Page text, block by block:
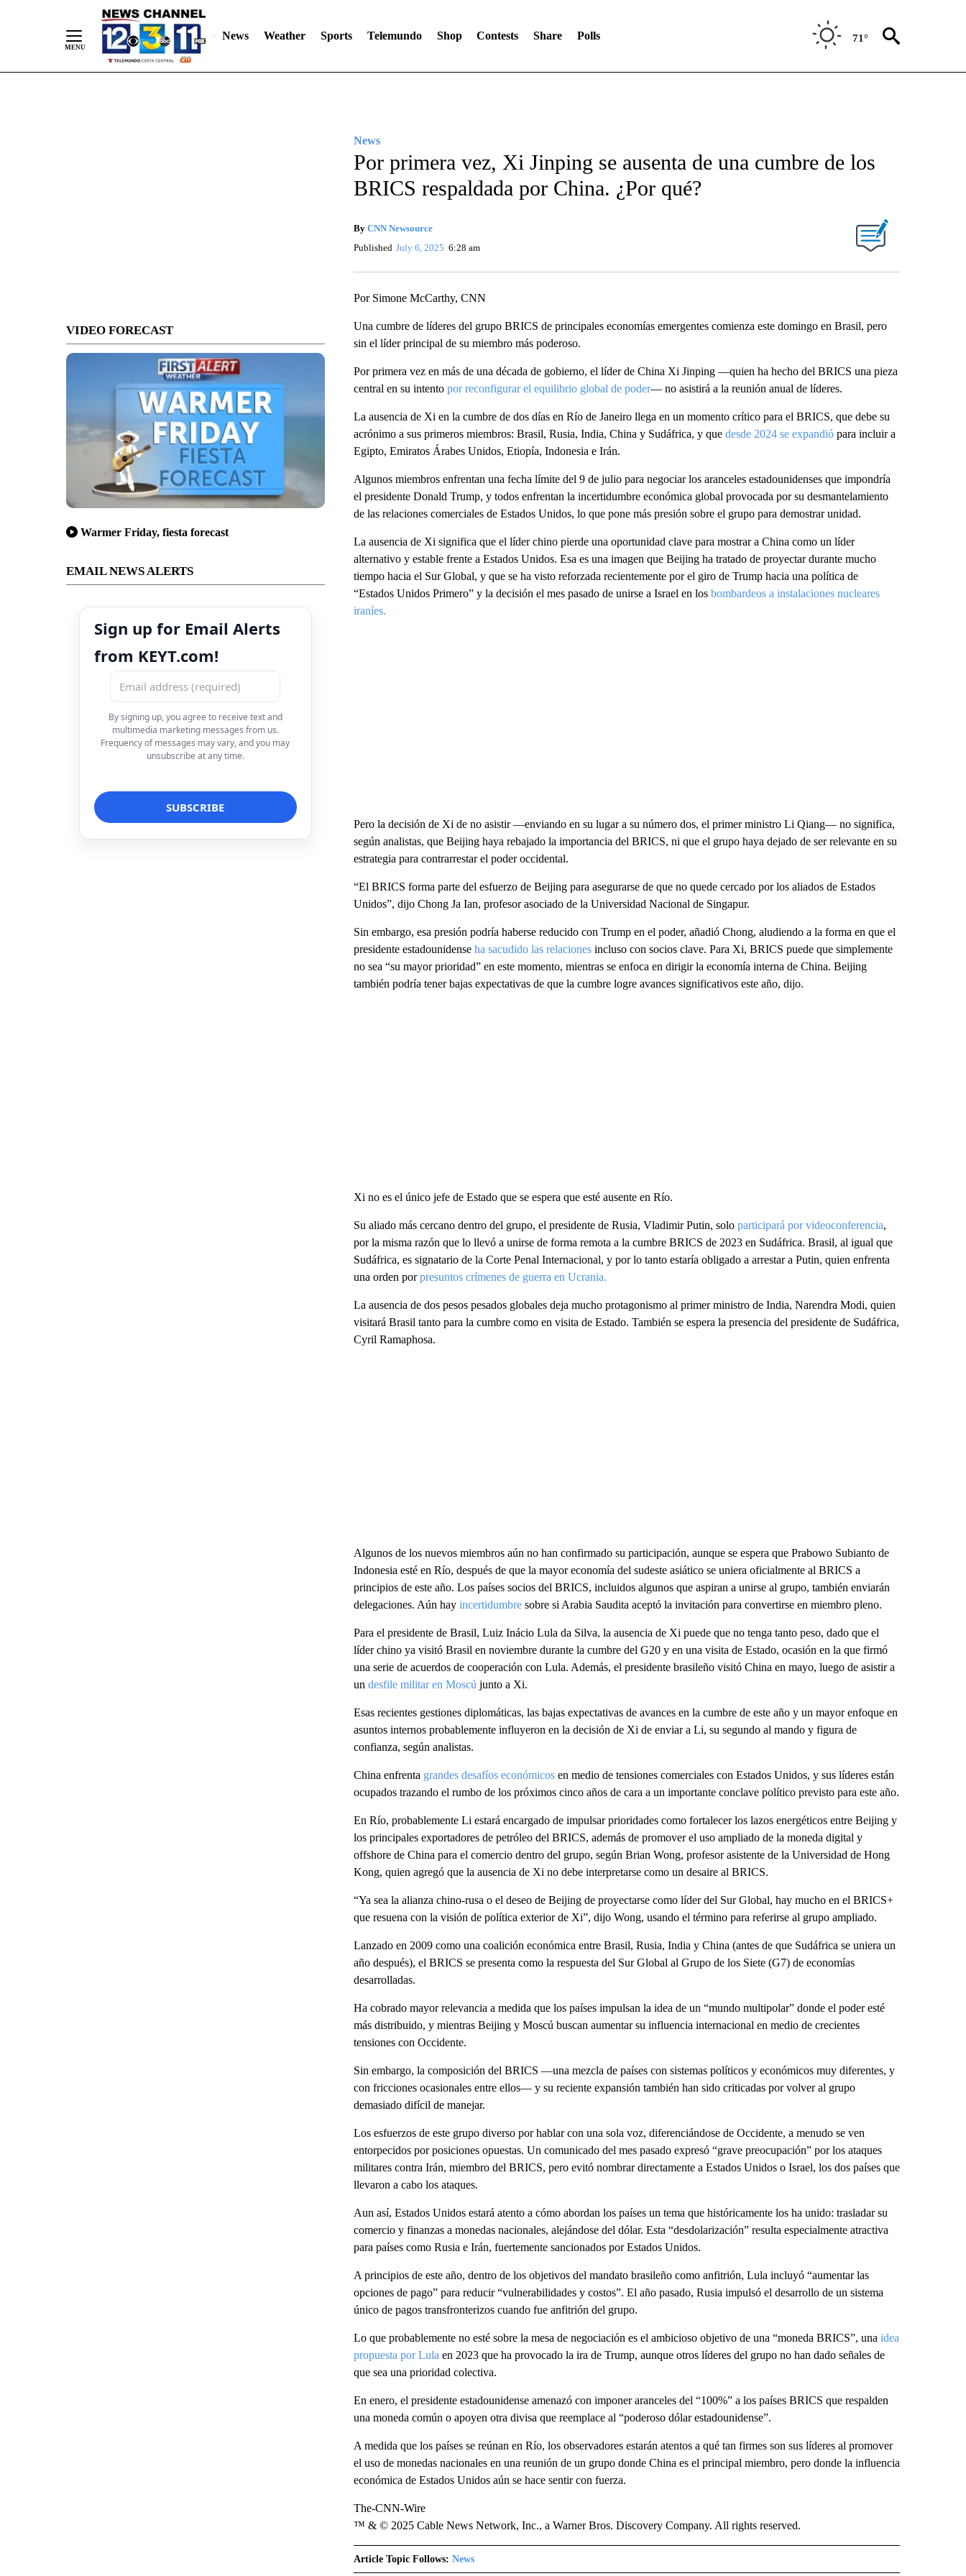
News Weather Sports Telemundo Shop Contests Share Polls 71°
VIDEO FORECAST
Warmer Friday, fiesta forecast
EMAIL NEWS ALERTS
Sign up for Email Alerts
from KEYT.com!
By signing up, you agree to receive text and
multimedia marketing messages from us.
Frequency of messages may vary, and you may
unsubscribe at any time.
News
Por primera vez, Xi Jinping se ausenta de una cumbre de los
BRICS respaldada por China. ¿Por qué?
By CNN Newsource
Published July 6, 2025 6:28 am
Por Simone McCarthy, CNN
Una cumbre de líderes del grupo BRICS de principales economías emergentes comienza este domingo en Brasil, pero
sin el líder principal de su miembro más poderoso.
Por primera vez en más de una década de gobierno, el líder de China Xi Jinping —quien ha hecho del BRICS una pieza
central en su intento por reconfigurar el equilibrio global de poder— no asistirá a la reunión anual de líderes.
La ausencia de Xi en la cumbre de dos días en Río de Janeiro llega en un momento crítico para el BRICS, que debe su
acrónimo a sus primeros miembros: Brasil, Rusia, India, China y Sudáfrica, y que desde 2024 se expandió para incluir a
Egipto, Emiratos Árabes Unidos, Etiopía, Indonesia e Irán.
Algunos miembros enfrentan una fecha límite del 9 de julio para negociar los aranceles estadounidenses que impondría
el presidente Donald Trump, y todos enfrentan la incertidumbre económica global provocada por su desmantelamiento
de las relaciones comerciales de Estados Unidos, lo que pone más presión sobre el grupo para demostrar unidad.
La ausencia de Xi significa que el líder chino pierde una oportunidad clave para mostrar a China como un líder
alternativo y estable frente a Estados Unidos. Esa es una imagen que Beijing ha tratado de proyectar durante mucho
tiempo hacia el Sur Global, y que se ha visto reforzada recientemente por el giro de Trump hacia una política de
“Estados Unidos Primero” y la decisión el mes pasado de unirse a Israel en losbombardeos a instalaciones nucleares
iraníes.
Pero la decisión de Xi de no asistir —enviando en su lugar a su número dos, el primer ministro Li Qiang— no significa,
según analistas, que Beijing haya rebajado la importancia del BRICS, ni que el grupo haya dejado de ser relevante en su
estrategia para contrarrestar el poder occidental.
“El BRICS forma parte del esfuerzo de Beijing para asegurarse de que no quede cercado por los aliados de Estados
Unidos”, dijo Chong Ja Ian, profesor asociado de la Universidad Nacional de Singapur.
Sin embargo, esa presión podría haberse reducido con Trump en el poder, añadió Chong, aludiendo a la forma en que el
presidente estadounidense ha sacudido las relacionesincluso con socios clave. Para Xi, BRICS puede que simplemente
no sea “su mayor prioridad” en este momento, mientras se enfoca en dirigir la economía interna de China. Beijing
también podría tener bajas expectativas de que la cumbre logre avances significativos este año, dijo.
Xi no es el único jefe de Estado que se espera que esté ausente en Río.
Su aliado más cercano dentro del grupo, el presidente de Rusia, Vladimir Putin, solo participará por videoconferencia,
por la misma razón que lo llevó a unirse de forma remota a la cumbre BRICS de 2023 en Sudáfrica. Brasil, al igual que
Sudáfrica, es signatario de la Corte Penal Internacional, y por lo tanto estaría obligado a arrestar a Putin, quien enfrenta
una orden porpresuntos crímenes de guerra en Ucrania.
La ausencia de dos pesos pesados globales deja mucho protagonismo al primer ministro de India, Narendra Modi, quien
visitará Brasil tanto para la cumbre como en visita de Estado. También se espera la presencia del presidente de Sudáfrica,
Cyril Ramaphosa.
Algunos de los nuevos miembros aún no han confirmado su participación, aunque se espera que Prabowo Subianto de
Indonesia esté en Río, después de que la mayor economía del sudeste asiático se uniera oficialmente al BRICS a
principios de este año. Los países socios del BRICS, incluidos algunos que aspiran a unirse al grupo, también enviarán
delegaciones. Aún hay incertidumbre sobre si Arabia Saudita aceptó la invitación para convertirse en miembro pleno.
Para el presidente de Brasil, Luiz Inácio Lula da Silva, la ausencia de Xi puede que no tenga tanto peso, dado que el
líder chino ya visitó Brasil en noviembre durante la cumbre del G20 y en una visita de Estado, ocasión en la que firmó
una serie de acuerdos de cooperación con Lula. Además, el presidente brasileño visitó China en mayo, luego de asistir a
un desfile militar en Moscú junto a Xi.
Esas recientes gestiones diplomáticas, las bajas expectativas de avances en la cumbre de este año y un mayor enfoque en
asuntos internos probablemente influyeron en la decisión de Xi de enviar a Li, su segundo al mando y figura de
confianza, según analistas.
China enfrenta grandes desafíos económicosen medio de tensiones comerciales con Estados Unidos, y sus líderes están
ocupados trazando el rumbo de los próximos cinco años de cara a un importante conclave político previsto para este año.
En Río, probablemente Li estará encargado de impulsar prioridades como fortalecer los lazos energéticos entre Beijing y
los principales exportadores de petróleo del BRICS, además de promover el uso ampliado de la moneda digital y
offshore de China para el comercio dentro del grupo, según Brian Wong, profesor asistente de la Universidad de Hong
Kong, quien agregó que la ausencia de Xi no debe interpretarse como un desaire al BRICS.
“Ya sea la alianza chino-rusa o el deseo de Beijing de proyectarse como líder del Sur Global, hay mucho en el BRICS+
que resuena con la visión de política exterior de Xi”, dijo Wong, usando el término para referirse al grupo ampliado.
Lanzado en 2009 como una coalición económica entre Brasil, Rusia, India y China (antes de que Sudáfrica se uniera un
año después), el BRICS se presenta como la respuesta del Sur Global al Grupo de los Siete (G7) de economías
desarrolladas.
Ha cobrado mayor relevancia a medida que los países impulsan la idea de un “mundo multipolar” donde el poder esté
más distribuido, y mientras Beijing y Moscú buscan aumentar su influencia internacional en medio de crecientes
tensiones con Occidente.
Sin embargo, la composición del BRICS —una mezcla de países con sistemas políticos y económicos muy diferentes, y
con fricciones ocasionales entre ellos— y su reciente expansión también han sido criticadas por volver al grupo
demasiado difícil de manejar.
Los esfuerzos de este grupo diverso por hablar con una sola voz, diferenciándose de Occidente, a menudo se ven
entorpecidos por posiciones opuestas. Un comunicado del mes pasado expresó “grave preocupación” por los ataques
militares contra Irán, miembro del BRICS, pero evitó nombrar directamente a Estados Unidos o Israel, los dos países que
llevaron a cabo los ataques.
Aun así, Estados Unidos estará atento a cómo abordan los países un tema que históricamente los ha unido: trasladar su
comercio y finanzas a monedas nacionales, alejándose del dólar. Esta “desdolarización” resulta especialmente atractiva
para países como Rusia e Irán, fuertemente sancionados por Estados Unidos.
A principios de este año, dentro de los objetivos del mandato brasileño como anfitrión, Lula incluyó “aumentar las
opciones de pago” para reducir “vulnerabilidades y costos”. El año pasado, Rusia impulsó el desarrollo de un sistema
único de pagos transfronterizos cuando fue anfitrión del grupo.
Lo que probablemente no esté sobre la mesa de negociación es el ambicioso objetivo de una “moneda BRICS”, una idea
propuesta por Lula en 2023 que ha provocado la ira de Trump, aunque otros líderes del grupo no han dado señales de
que sea una prioridad colectiva.
En enero, el presidente estadounidense amenazó con imponer aranceles del “100%” a los países BRICS que respalden
una moneda común o apoyen otra divisa que reemplace al “poderoso dólar estadounidense”.
A medida que los países se reúnan en Río, los observadores estarán atentos a qué tan firmes son sus líderes al promover
el uso de monedas nacionales en una reunión de un grupo donde China es el principal miembro, pero donde la influencia
económica de Estados Unidos aún se hace sentir con fuerza.
The-CNN-Wire
™ & © 2025 Cable News Network, Inc., a Warner Bros. Discovery Company. All rights reserved.
Article Topic Follows: News